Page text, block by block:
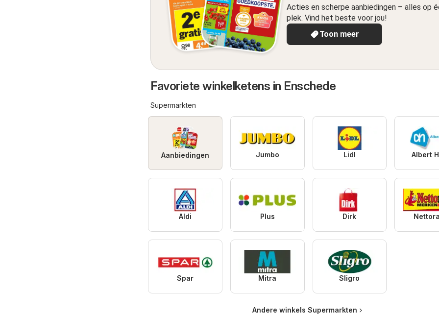
Acties en scherpe aanbiedingen – alles op
plek. Vind het beste voor jou!
Toon meer
Favoriete winkelketens in Enschede
Supermarkten
Aanbiedingen Jumbo Lidl Albert
Aldi Plus Dirk
Spar Mitra Sligro
Andere winkels Supermarkten